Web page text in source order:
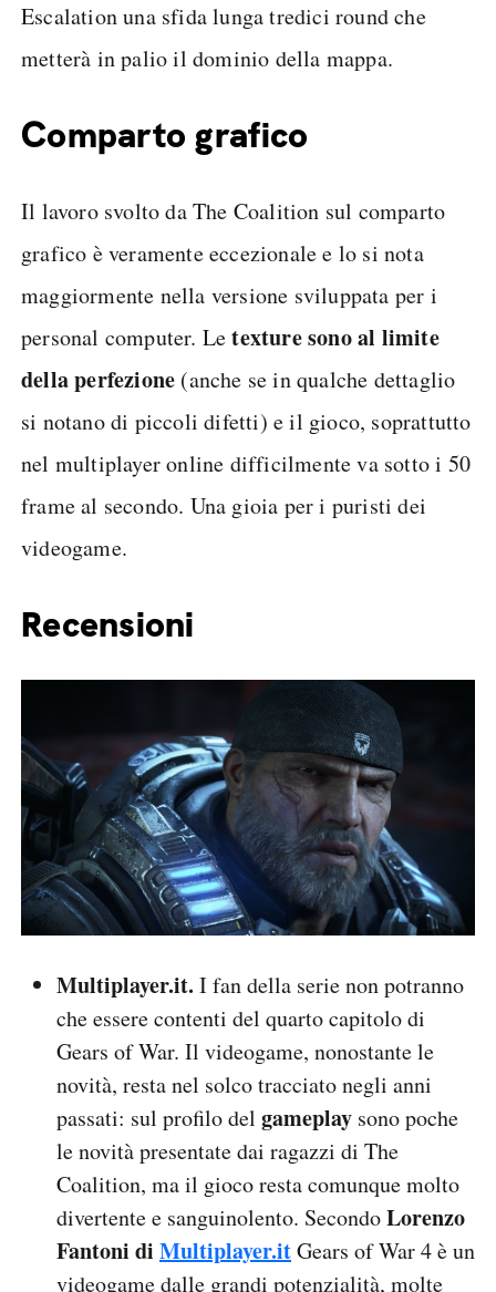
Escalation una sfida lunga tredici round che
metterà in palio il dominio della mappa.
Comparto grafico
Il lavoro svolto da The Coalition sul comparto
grafico è veramente eccezionale e lo si nota
maggiormente nella versione sviluppata per i
personal computer. Letexture sono al limite
della perfezione (anche se in qualche dettaglio
si notano di piccoli difetti) e il gioco, soprattutto
nel multiplayer online difficilmente va sotto i 50
frame al secondo. Una gioia per i puristi dei
videogame.
Recensioni
Multiplayer.it. I fan della serie non potranno
che essere contenti del quarto capitolo di
Gears of War. Il videogame, nonostante le
novità, resta nel solco tracciato negli anni
passati: sul profilo del gameplay sono poche
le novità presentate dai ragazzi di The
Coalition, ma il gioco resta comunque molto
divertente e sanguinolento. SecondoLorenzo
Fantoni di Multiplayer.itGears of War 4 è un
videogame dalle grandi potenzialità, molte